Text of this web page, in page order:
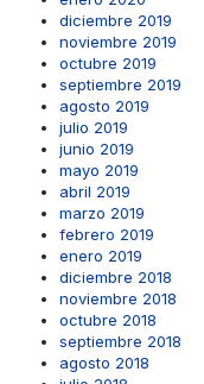
diciembre 2019
noviembre 2019
octubre 2019
septiembre 2019
agosto 2019
julio 2019
junio 2019
mayo 2019
abril 2019
marzo 2019
febrero 2019
enero 2019
diciembre 2018
noviembre 2018
octubre 2018
septiembre 2018
agosto 2018